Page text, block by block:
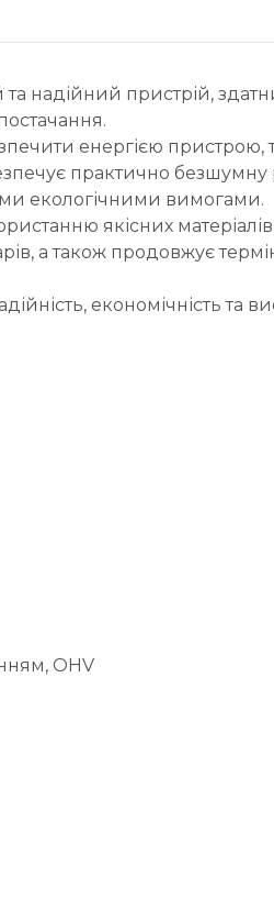
пристрій,
енергією пристрою,
практично
екологічними вимогами.
якісних
а також продовжує
економічність та
OHV